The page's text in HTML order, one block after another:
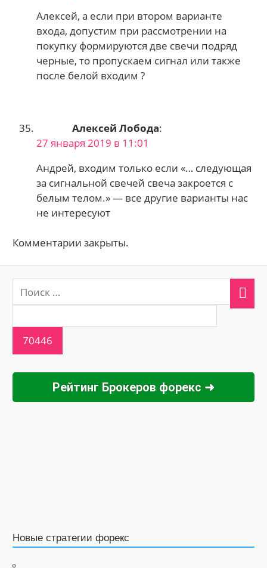
Алексей, а если при втором варианте
входа, допустим при рассмотрении на
покупку формируются две свечи подряд
черные, то пропускаем сигнал или также
после белой входим ?
Алексей Лобода:
27 января 2019 в 11:01
Андрей, входим только если «… следующая
за сигнальной свечей свеча закроется с
белым телом.» — все другие варианты нас
не интересуют
Комментарии закрыты.
Рейтинг Брокеров форекс ➜
Новые стратегии форекс